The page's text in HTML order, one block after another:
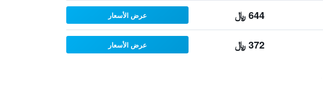
644 ﷼ عرض الأسعار
372 ﷼ عرض الأسعار